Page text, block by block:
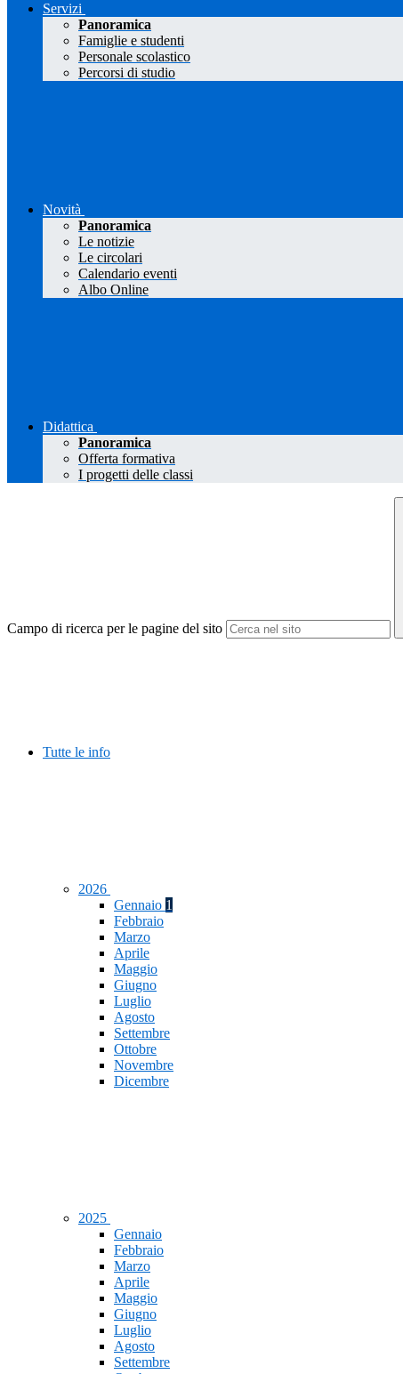
Servizi
Panoramica
Famiglie e studenti
Personale scolastico
Percorsi di studio
Novità
Panoramica
Le notizie
Le circolari
Calendario eventi
Albo Online
Didattica
Panoramica
Offerta formativa
I progetti delle classi
Campo di ricerca per le pagine del sito
Tutte le info
2026
Gennaio 1
Febbraio
Marzo
Aprile
Maggio
Giugno
Luglio
Agosto
Settembre
Ottobre
Novembre
Dicembre
2025
Gennaio
Febbraio
Marzo
Aprile
Maggio
Giugno
Luglio
Agosto
Settembre